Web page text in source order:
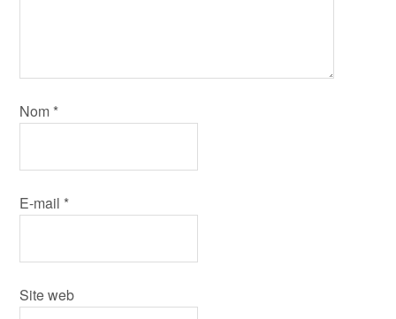
Nom *
E-mail *
Site web